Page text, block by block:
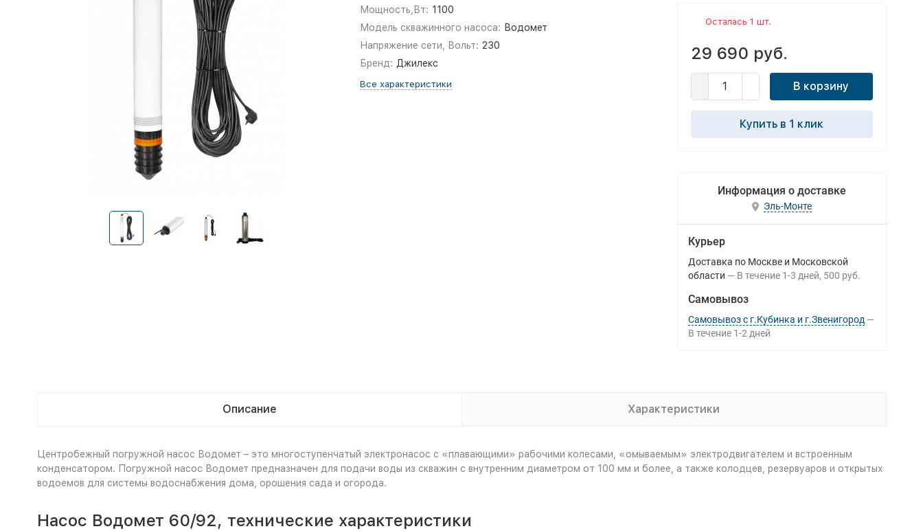
Мощность,Вт: 1100
Модель скважинного насоса: Водомет
Напряжение сети, Вольт: 230
Бренд: Джилекс
Все характеристики
Осталась 1 шт.
29 690 руб.
В корзину
Купить в 1 клик
Информация о доставке
Эль-Монте
Курьер
Доставка по Москве и Московской
области
В течение 1-3 дней 500 руб.
Самовывоз
Самовывоз с г.Кубинка и г.Звенигород
В течение 1-2 дней
Описание Характеристики
Центробежный погружной насос Водомет – это многоступенчатый электронасос с «плавающими» рабочими колесами, «омываемым» электродвигателем и встроенным
конденсатором. Погружной насос Водомет предназначен для подачи воды из скважин с внутренним диаметром от 100 мм и более, а также колодцев, резервуаров и открытых
водоемов для системы водоснабжения дома, орошения сада и огорода.
Насос Водомет 60/92, технические характеристики